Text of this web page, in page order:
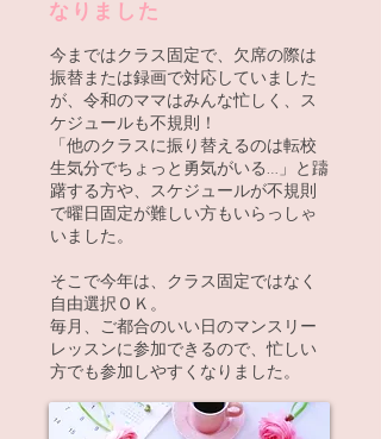
なりました
今まではクラス固定で、欠席の際は
振替または録画で対応していました
が、令和のママはみんな忙しく、ス
ケジュールも不規則！
「他のクラスに振り替えるのは転校
生気分でちょっと勇気がいる…」と躊
躇する方や、スケジュールが不規則
で曜日固定が難しい方もいらっしゃ
いました。
そこで今年は、クラス固定ではなく
自由選択ＯＫ。
毎月、ご都合のいい日のマンスリー
レッスンに参加できるので、忙しい
方でも参加しやすくなりました。